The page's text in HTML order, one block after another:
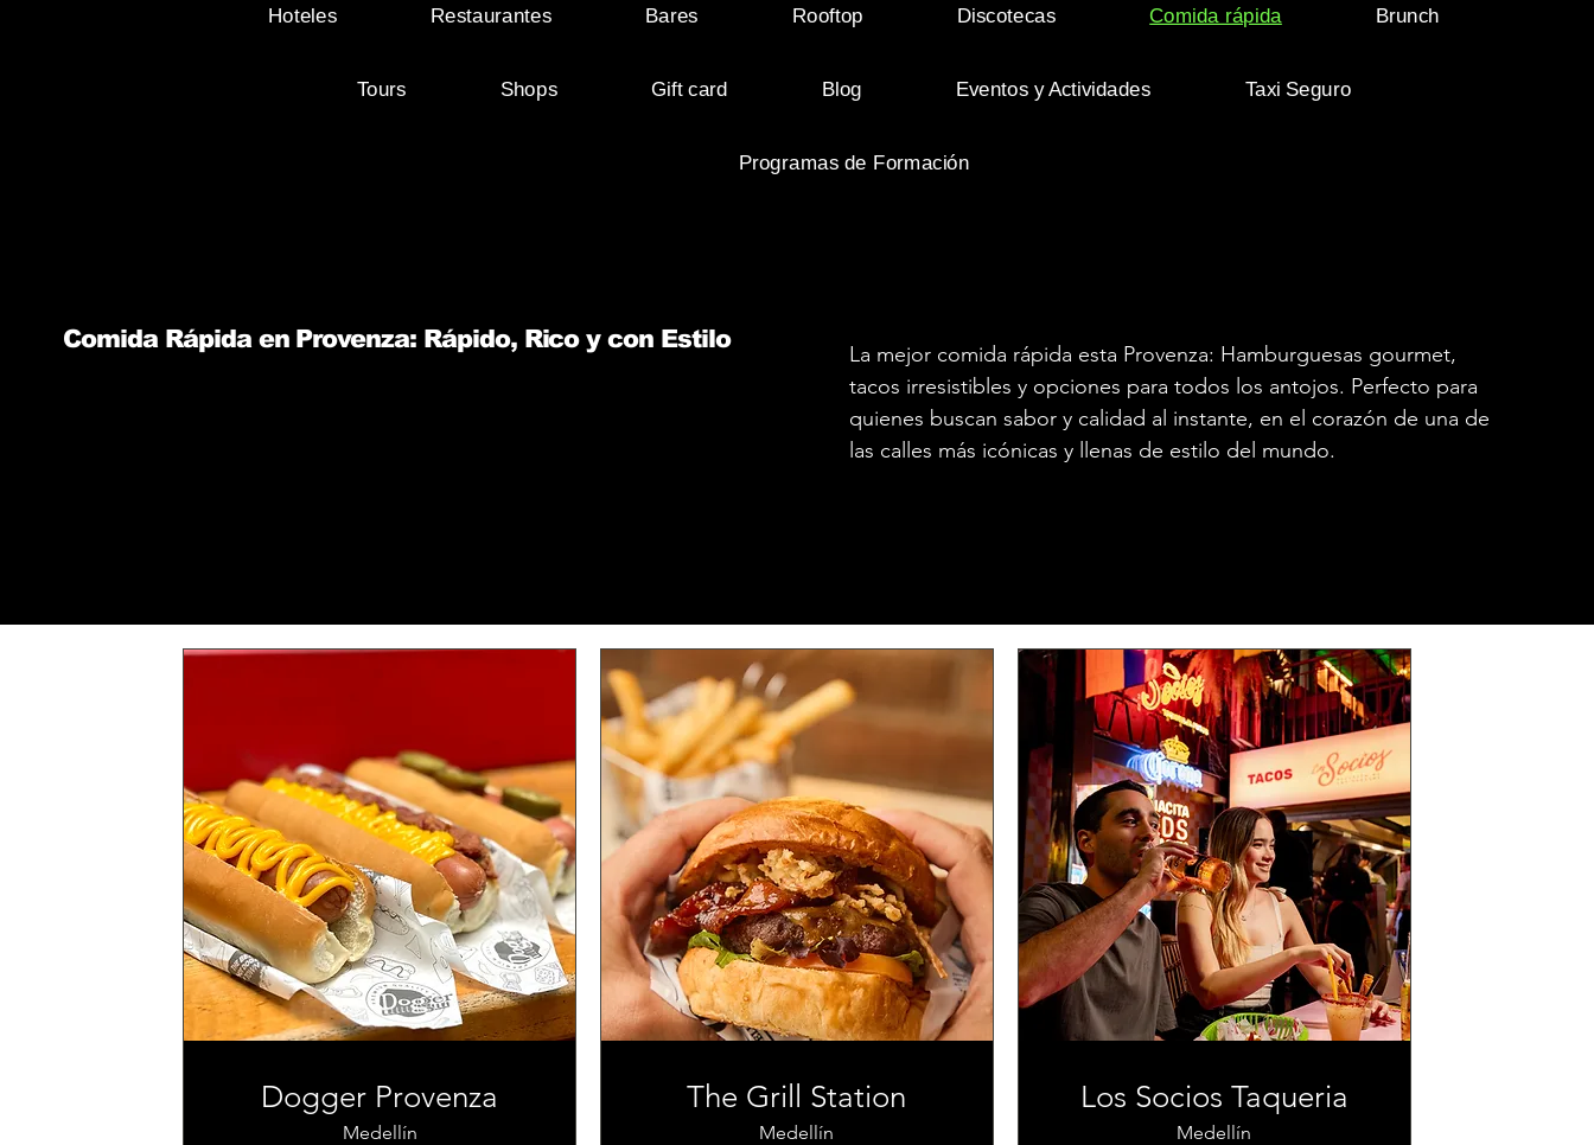
Hoteles Restaurantes Bares Rooftop Discotecas Comida rápida Brunch
Tours Shops Gift card Blog Eventos y Actividades Taxi Seguro
Programas de Formación
Comida Rápida en Provenza: Rápido, Rico y con Estilo
La mejor comida rápida esta Provenza: Hamburguesas gourmet,
tacos irresistibles y opciones para todos los antojos. Perfecto para
quienes buscan sabor y calidad al instante, en el corazón de una de
las calles más icónicas y llenas de estilo del mundo.
Dogger Provenza
Medellín
The Grill Station
Medellín
Los Socios Taqueria
Medellín